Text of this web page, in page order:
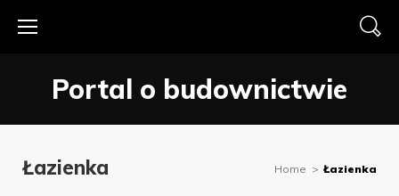
Portal o budownictwie
Łazienka Home > Łazienka